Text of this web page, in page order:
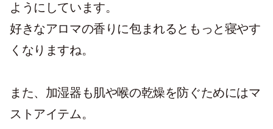
ようにしています。
好きなアロマの香りに包まれるともっと寝やす
くなりますね。
また、加湿器も肌や喉の乾燥を防ぐためにはマ
ストアイテム。